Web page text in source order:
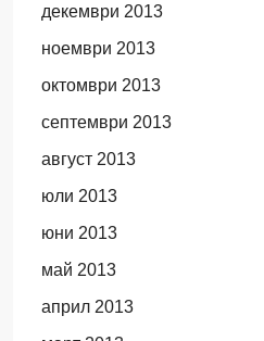
декември 2013
ноември 2013
октомври 2013
септември 2013
август 2013
юли 2013
юни 2013
май 2013
април 2013